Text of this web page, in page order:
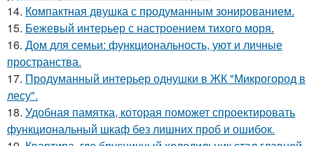
14. Компактная двушка с продуманным зонированием.
15. Бежевый интерьер с настроением тихого моря.
16. Дом для семьи: функциональность, уют и личные
пространства.
17. Продуманный интерьер однушки в ЖК "Микрогород в
лесу".
18. Удобная памятка, которая поможет спроектировать
функциональный шкаф без лишних проб и ошибок.